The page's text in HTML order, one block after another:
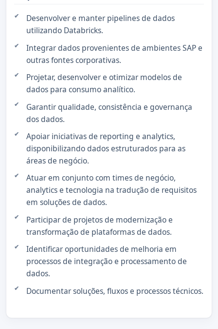
Desenvolver e manter pipelines de dados
utilizando Databricks.
Integrar dados provenientes de ambientes SAP e
outras fontes corporativas.
Projetar, desenvolver e otimizar modelos de
dados para consumo analítico.
Garantir qualidade, consistência e governança
dos dados.
Apoiar iniciativas de reporting e analytics,
disponibilizando dados estruturados para as
áreas de negócio.
Atuar em conjunto com times de negócio,
analytics e tecnologia na tradução de requisitos
em soluções de dados.
Participar de projetos de modernização e
transformação de plataformas de dados.
Identificar oportunidades de melhoria em
processos de integração e processamento de
dados.
Documentar soluções, fluxos e processos técnicos.